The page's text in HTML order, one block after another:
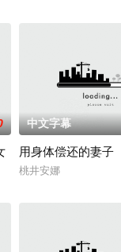
中文字幕
用身体偿还的妻子
桃井安娜